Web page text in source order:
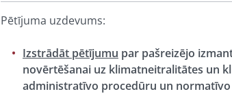
Pētījuma uzdevums:
Izstrādāt pētījumu par pašreizējo
novērtēšanai uz klimatneitralitātes un
administratīvo procedūru un